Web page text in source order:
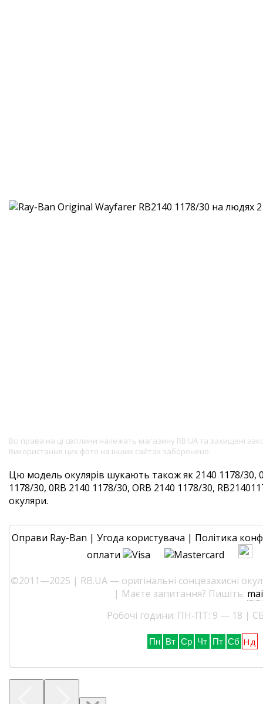
Всі права на ці світлини належать магазину RB.UA та захищені
Використання цих фото на інших сайтах заборонено.
Цю модель окулярів шукають також як 2140 1178/30,
1178/30, 0RB 2140 1178/30, ORB 2140 1178/30,
окуляри.
Оправи Ray-Ban | Угода користувача | Політика
оплати
©2011—2025 | RB.UA — оригінальні сонцезахисні
| Маєте запитання? Пишіть:
Робочі години: ПН-ПТ: 9 — 18 |
Пн Вт Ср Чт Пт Сб Нд